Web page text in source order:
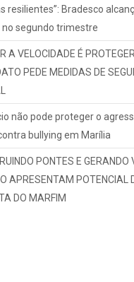
resilientes”: Bradesco
no segundo trimestre
A VELOCIDADE É
PEDE MEDIDAS DE
não pode proteger o
bullying em Marília
PONTES E GERANDO
APRESENTAM POTENCIAL
DO MARFIM